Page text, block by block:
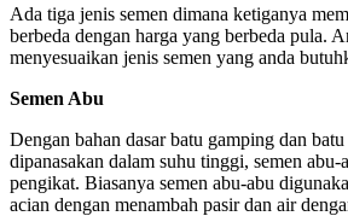
Ada tiga jenis semen dimana ketiganya
berbeda dengan harga yang berbeda pula.
menyesuaikan jenis semen yang anda
Semen Abu
Dengan bahan dasar batu gamping dan
dipanasakan dalam suhu tinggi, semen abu-
pengikat. Biasanya semen abu-abu
acian dengan menambah pasir dan air